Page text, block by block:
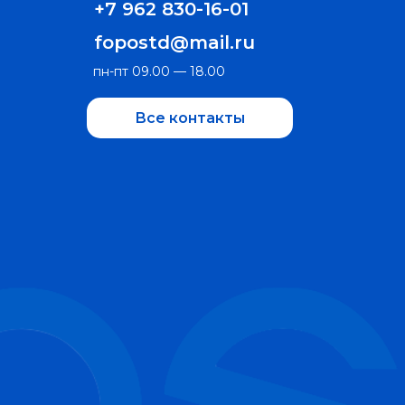
fopostd@mail.ru
+7 962 830-16-01
пн-пт 09.00 — 18.00
Все контакты